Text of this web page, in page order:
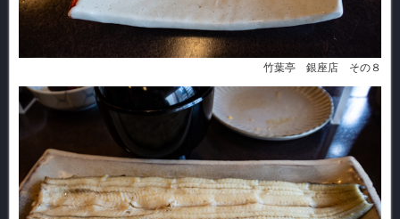
竹葉亭 銀座店 その８